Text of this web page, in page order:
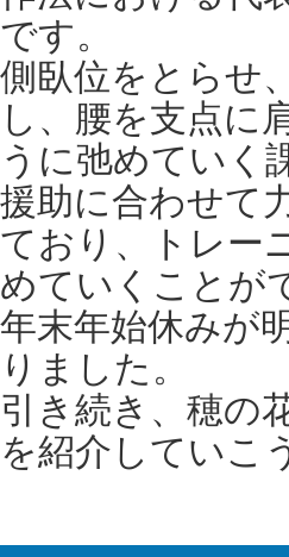
です。
側臥位をとらせ
し、腰を支点に
うに弛めていく
援助に合わせて
ており、トレー
めていくことが
年末年始休みが
りました。
引き続き、穂の
を紹介していこ